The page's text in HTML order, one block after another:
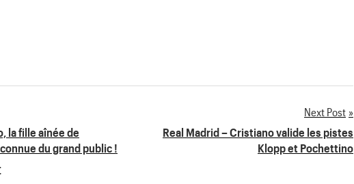
la fille aînée de
du grand public !
Next Post
Real Madrid – Cristiano valide les pistes
Klopp et Pochettino